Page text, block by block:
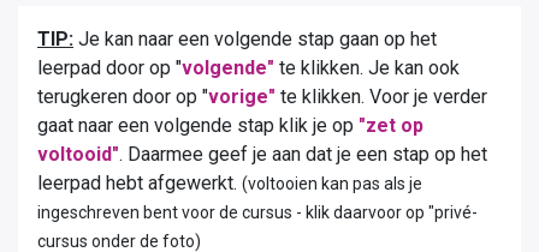
TIP: Je kan naar een volgende stap gaan op het
leerpad door op "volgende" te klikken. Je kan ook
terugkeren door op "vorige" te klikken. Voor je verder
gaat naar een volgende stap klik je op "zet op
voltooid". Daarmee geef je aan dat je een stap op het
leerpad hebt afgewerkt. (voltooien kan pas als je
ingeschreven bent voor de cursus - klik daarvoor op "privé-
cursus onder de foto)